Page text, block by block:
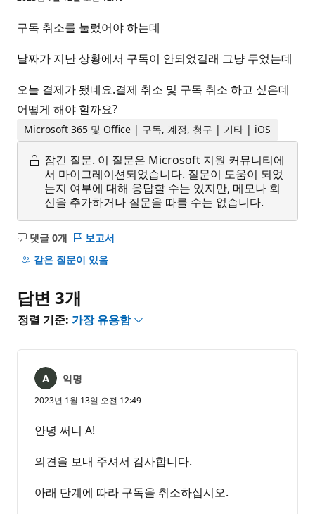
구독 취소를 눌렀어야 하는데
날짜가 지난 상황에서 구독이 안되었길래 그냥 두었는데
오늘 결제가 됐네요.결제 취소 및 구독 취소 하고 싶은데
어떻게 해야 할까요?
Microsoft 365 및 Office | 구독, 계정, 청구 | 기타 | iOS
잠긴 질문. 이 질문은 Microsoft 지원 커뮤니티에
서 마이그레이션되었습니다. 질문이 도움이 되었
는지 여부에 대해 응답할 수는 있지만, 메모나 회
신을 추가하거나 질문을 따를 수는 없습니다.
댓글 0개
설
명
음
보고서
같은 질문이 있음
답변 3개
정렬 기준: 가장 유용함
익명
2023년 1월 13일 오전 12:49
안녕 써니 A!
의견을 보내 주셔서 감사합니다.
아래 단계에 따라 구독을 취소하십시오.